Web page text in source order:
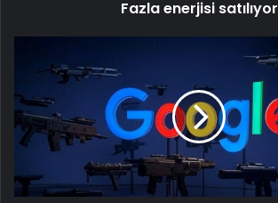
Fazla enerjisi satılıyor
attı:
Yapay
zeka
silahlar
için
kullanılabilecek